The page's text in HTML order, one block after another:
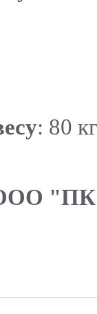
: 80
"ПК